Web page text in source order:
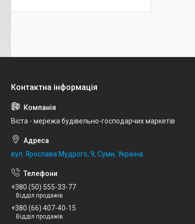
Віста - мережа будівельно-господарчих маркетів
вул. Ярослава Мудрого, 9, Суми, Україна
+380 (50) 555-33-77
Відділ продажів
+380 (66) 407-40-15
Відділ продажів